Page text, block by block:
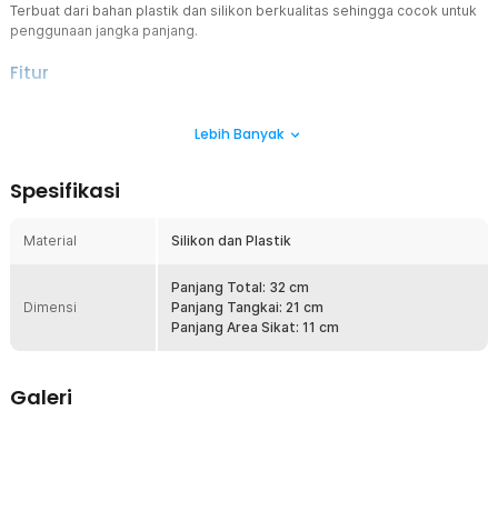
Terbuat dari bahan plastik dan silikon berkualitas sehingga cocok untuk
penggunaan jangka panjang.
Fitur
Alat ini merupakan sikat khusus untuk membersihkan kotoran
air.
Alat sikat pembersih botol dirancang khusus dengan material
digunakan untuk waktu yang lama, serta memberikan kenyamanan
maksimal saat digunakan untuk membersihkan peralatan bayi.
Desain Ergonomis dengan Pengait
setelah penggunaan memudahkan Anda menggantung sikat ini
Lebih Banyak
Spesifikasi
Material Silikon dan Plastik
Dimensi
Panjang Total: 32 cm
Panjang Tangkai: 21 cm
Panjang Area Sikat: 11 cm
Galeri